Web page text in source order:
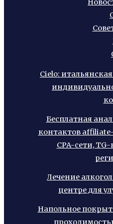
Cielo:
Бесплатная
контактов
CPA-сети,
Лечение
центре для
Напольное